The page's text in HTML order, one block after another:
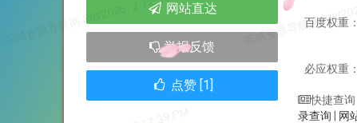
百度权重：
必应权重：
快捷查询
录查询
网
网站直达
举报反馈
点赞 [1]